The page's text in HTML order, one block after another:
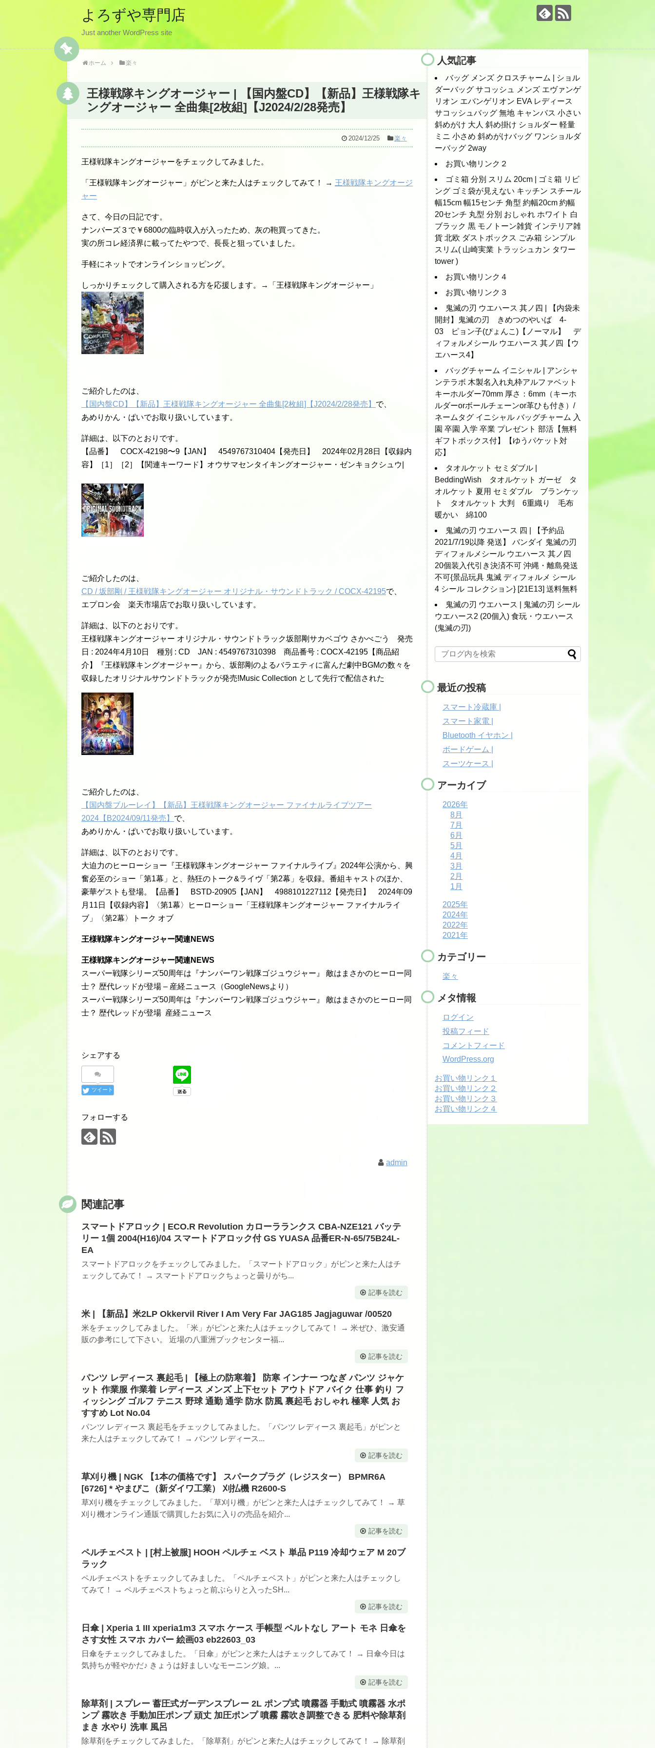
よろずや専門店
Just another WordPress site
ホーム 楽々
王様戦隊キングオージャー | 【国内盤CD】【新品】王様戦隊キ
ングオージャー 全曲集[2枚組]【J2024/2/28発売】
2024/12/25 楽々
王様戦隊キングオージャーをチェックしてみました。
「王様戦隊キングオージャー」がピンと来た人はチェックしてみて！ → 王様戦隊キングオージ
ャー
さて、今日の日記です。
ナンバーズ３で￥6800の臨時収入が入ったため、灰の鞄買ってきた。
実の所コレ経済界に載ってたやつで、長長と狙っていました。
手軽にネットでオンラインショッピング。
しっかりチェックして購入される方を応援します。→「王様戦隊キングオージャー」
ご紹介したのは、
【国内盤CD】【新品】王様戦隊キングオージャー 全曲集[2枚組]【J2024/2/28発売】 で、
あめりかん・ぱいでお取り扱いしています。
詳細は、以下のとおりです。
【品番】 COCX-42198〜9【JAN】 4549767310404【発売日】 2024年02月28日【収録内
容】［1］［2］【関連キーワード】オウサマセンタイキングオージャー・ゼンキョクシュウ|
ご紹介したのは、
CD / 坂部剛 / 王様戦隊キングオージャー オリジナル・サウンドトラック / COCX-42195で、
エプロン会 楽天市場店でお取り扱いしています。
詳細は、以下のとおりです。
王様戦隊キングオージャー オリジナル・サウンドトラック坂部剛サカベゴウ さかべごう 発売
日 : 2024年4月10日 種別 : CD JAN : 4549767310398 商品番号 : COCX-42195【商品紹
介】『王様戦隊キングオージャー』から、坂部剛のよるバラエティに富んだ劇中BGMの数々を
収録したオリジナルサウンドトラックが発売!Music Collection として先行で配信された
ご紹介したのは、
【国内盤ブルーレイ】【新品】王様戦隊キングオージャー ファイナルライブツアー
2024【B2024/09/11発売】 で、
あめりかん・ぱいでお取り扱いしています。
詳細は、以下のとおりです。
大迫力のヒーローショー『王様戦隊キングオージャー ファイナルライブ』2024年公演から、興
奮必至のショー「第1幕」と、熱狂のトーク&ライヴ「第2幕」を収録。番組キャストのほか、
豪華ゲストも登場。【品番】 BSTD-20905【JAN】 4988101227112【発売日】 2024年09
月11日【収録内容】〈第1幕〉ヒーローショー「王様戦隊キングオージャー ファイナルライ
ブ」〈第2幕〉トーク オブ
王様戦隊キングオージャー関連NEWS
王様戦隊キングオージャー関連NEWS
スーパー戦隊シリーズ50周年は『ナンバーワン戦隊ゴジュウジャー』 敵はまさかのヒーロー同
士？ 歴代レッドが登場 – 産経ニュース（GoogleNewsより）
スーパー戦隊シリーズ50周年は『ナンバーワン戦隊ゴジュウジャー』 敵はまさかのヒーロー同
士？ 歴代レッドが登場 産経ニュース
シェアする
ツイート
フォローする
admin
関連記事
スマートドアロック | ECO.R Revolution カローラランクス CBA-NZE121 バッテ
リー 1個 2004(H16)/04 スマートドアロック付 GS YUASA 品番ER-N-65/75B24L-
EA
スマートドアロックをチェックしてみました。「スマートドアロック」がピンと来た人はチ
ェックしてみて！ → スマートドアロックちょっと曇りがち...
記事を読む
米 | 【新品】米2LP Okkervil River I Am Very Far JAG185 Jagjaguwar /00520
米をチェックしてみました。「米」がピンと来た人はチェックしてみて！ → 米ぜひ、激安通
販の参考にして下さい。 近場の八重洲ブックセンター福...
記事を読む
パンツ レディース 裏起毛 | 【極上の防寒着】 防寒 インナー つなぎ パンツ ジャケ
ット 作業服 作業着 レディース メンズ 上下セット アウトドア バイク 仕事 釣り フ
ィッシング ゴルフ テニス 野球 通勤 通学 防水 防風 裏起毛 おしゃれ 極寒 人気 お
すすめ Lot No.04
パンツ レディース 裏起毛をチェックしてみました。「パンツ レディース 裏起毛」がピンと
来た人はチェックしてみて！ → パンツ レディース...
記事を読む
草刈り機 | NGK 【1本の価格です】 スパークプラグ（レジスター） BPMR6A
[6726] * やまびこ（新ダイワ工業） 刈払機 R2600-S
草刈り機をチェックしてみました。「草刈り機」がピンと来た人はチェックしてみて！ → 草
刈り機オンライン通販で購買したお気に入りの売品を紹介...
記事を読む
ペルチェベスト | [村上被服] HOOH ペルチェ ベスト 単品 P119 冷却ウェア M 20ブ
ラック
ペルチェベストをチェックしてみました。「ペルチェベスト」がピンと来た人はチェックし
てみて！ → ペルチェベストちょっと前ぶらりと入ったSH...
記事を読む
日傘 | Xperia 1 III xperia1m3 スマホ ケース 手帳型 ベルトなし アート モネ 日傘を
さす女性 スマホ カバー 絵画03 eb22603_03
日傘をチェックしてみました。「日傘」がピンと来た人はチェックしてみて！ → 日傘今日は
気持ちが軽やかだ♪ きょうは好ましいなモーニング娘。...
記事を読む
除草剤 | スプレー 蓄圧式ガーデンスプレー 2L ポンプ式 噴霧器 手動式 噴霧器 水ポ
ンプ 霧吹き 手動加圧ポンプ 頑丈 加圧ポンプ 噴霧 霧吹き調整できる 肥料や除草剤
まき 水やり 洗車 風呂
除草剤をチェックしてみました。「除草剤」がピンと来た人はチェックしてみて！ → 除草剤
人気記事
バッグ メンズ クロスチャーム | ショル
ダーバッグ サコッシュ メンズ エヴァンゲ
リオン エバンゲリオン EVA レディース
サコッシュバッグ 無地 キャンバス 小さい
斜めがけ 大人 斜め掛け ショルダー 軽量
ミニ 小さめ 斜めがけバッグ ワンショルダ
ーバッグ 2way
お買い物リンク２
ゴミ箱 分別 スリム 20cm | ゴミ箱 リビ
ング ゴミ袋が見えない キッチン スチール
幅15cm 幅15センチ 角型 約幅20cm 約幅
20センチ 丸型 分別 おしゃれ ホワイト 白
ブラック 黒 モノトーン雑貨 インテリア雑
貨 北欧 ダストボックス ごみ箱 シンプル
スリム( 山崎実業 トラッシュカン タワー
tower )
お買い物リンク４
お買い物リンク３
鬼滅の刃 ウエハース 其ノ四 | 【内袋未
開封】鬼滅の刃 きめつのやいば 4-
03 ピョン子(ぴょんこ)【ノーマル】 デ
ィフォルメシール ウエハース 其ノ四【ウ
エハース4】
バッグチャーム イニシャル | アンシャ
ンテラボ 木製名入れ丸枠アルファベット
キーホルダー70mm 厚さ：6mm（キーホ
ルダーorボールチェーンor革ひも付き）/
ネームタグ イニシャル バッグチャーム 入
園 卒園 入学 卒業 プレゼント 部活【無料
ギフトボックス付】【ゆうパケット対
応】
タオルケット セミダブル |
BeddingWish タオルケット ガーゼ タ
オルケット 夏用 セミダブル ブランケッ
ト タオルケット 大判 6重織り 毛布
暖かい 綿100
鬼滅の刃 ウエハース 四 | 【予約品
2021/7/19以降 発送】 バンダイ 鬼滅の刃
ディフォルメシール ウエハース 其ノ四
20個装入代引き決済不可 沖縄・離島発送
不可{景品玩具 鬼滅 ディフォルメ シール
4 シール コレクション} [21E13] 送料無料
鬼滅の刃 ウエハース | 鬼滅の刃 シール
ウエハース2 (20個入) 食玩・ウエハース
(鬼滅の刃)
最近の投稿
スマート冷蔵庫 |
スマート家電 |
Bluetooth イヤホン |
ボードゲーム |
スーツケース |
アーカイブ
2026年
8月
7月
6月
5月
4月
3月
2月
1月
2025年
2024年
2022年
2021年
カテゴリー
楽々
メタ情報
ログイン
投稿フィード
コメントフィード
WordPress.org
お買い物リンク１
お買い物リンク２
お買い物リンク３
お買い物リンク４